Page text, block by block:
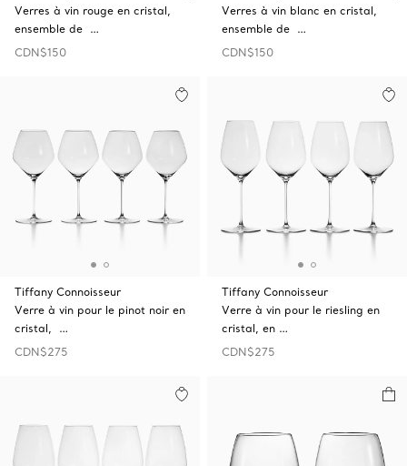
Verres à vin rouge en cristal,
ensemble de …
CDN$150
Verres à vin blanc en cristal,
ensemble de …
CDN$150
Tiffany Connoisseur
Verre à vin pour le pinot noir en
cristal, …
CDN$275
Tiffany Connoisseur
Verre à vin pour le riesling en
cristal, en …
CDN$275